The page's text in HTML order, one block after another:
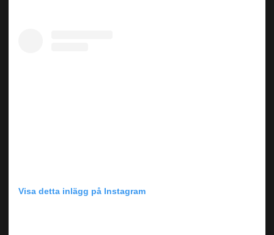
Visa detta inlägg på Instagram